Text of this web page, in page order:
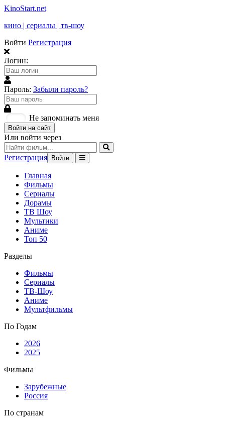
KinoStart.net
кино | сериалы | тв-шоу
Войти Регистрация
Логин:
Пароль: Забыли пароль?
Не запоминать меня
Войти на сайт
Или войти через
Регистрация Войти
Главная
Фильмы
Сериалы
Дорамы
ТВ Шоу
Мультики
Аниме
Топ 50
Разделы
Фильмы
Сериалы
ТВ-Шоу
Аниме
Мультфильмы
По Годам
2026
2025
Фильмы
Зарубежные
Россия
По странам